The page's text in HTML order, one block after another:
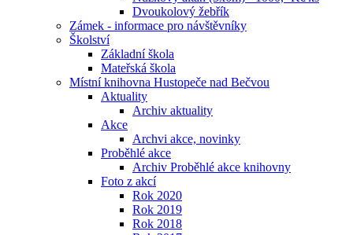
Dvoukolový žebřík
Zámek - informace pro návštěvníky
Školství
Základní škola
Mateřská škola
Místní knihovna Hustopeče nad Bečvou
Aktuality
Archiv aktuality
Akce
Archvi akce, novinky
Proběhlé akce
Archiv Proběhlé akce knihovny
Foto z akcí
Rok 2020
Rok 2019
Rok 2018